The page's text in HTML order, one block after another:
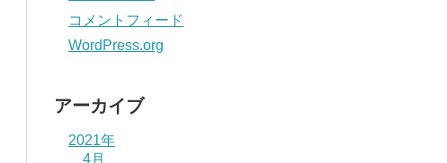
コメントフィード
WordPress.org
アーカイブ
2021年
4月